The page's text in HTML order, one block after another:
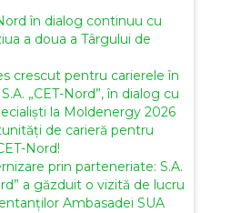
în dialog continuu cu
a doua a Târgului de
crescut pentru carierele în
„CET-Nord”, în dialog cu
la Moldenergy 2026
de carieră pentru
Nord!
prin parteneriate: S.A.
a găzduit o vizită de lucru
Ambasadei SUA